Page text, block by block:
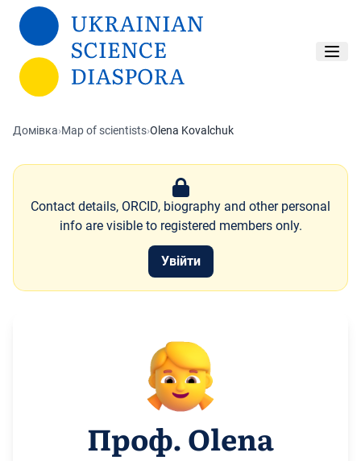
Перейти до основного вмісту
Домівка›Map of scientists›Olena Kovalchuk
Contact details, ORCID, biography and other personal
info are visible to registered members only.
Увійти
Проф. Olena